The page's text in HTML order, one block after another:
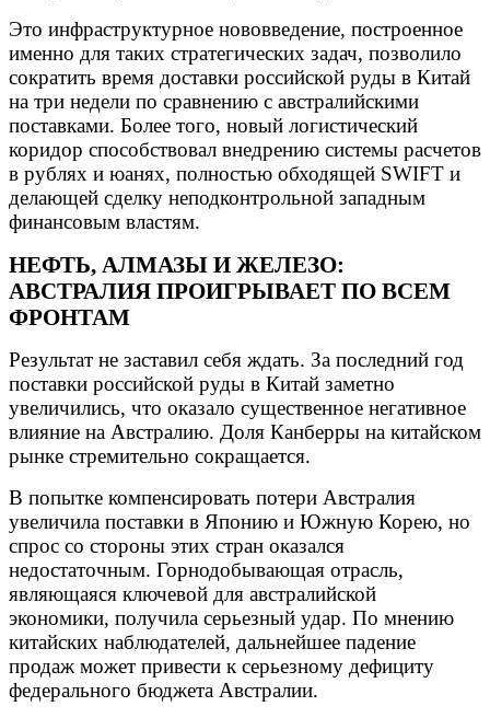
Это инфраструктурное нововведение, построенное
именно для таких стратегических задач, позволило
сократить время доставки российской руды в Китай
на три недели по сравнению с австралийскими
поставками. Более того, новый логистический
коридор способствовал внедрению системы расчетов
в рублях и юанях, полностью обходящей SWIFT и
делающей сделку неподконтрольной западным
финансовым властям.
НЕФТЬ, АЛМАЗЫ И ЖЕЛЕЗО:
АВСТРАЛИЯ ПРОИГРЫВАЕТ ПО ВСЕМ
ФРОНТАМ
Результат не заставил себя ждать. За последний год
поставки российской руды в Китай заметно
увеличились, что оказало существенное негативное
влияние на Австралию. Доля Канберры на китайском
рынке стремительно сокращается.
В попытке компенсировать потери Австралия
увеличила поставки в Японию и Южную Корею, но
спрос со стороны этих стран оказался
недостаточным. Горнодобывающая отрасль,
являющаяся ключевой для австралийской
экономики, получила серьезный удар. По мнению
китайских наблюдателей, дальнейшее падение
продаж может привести к серьезному дефициту
федерального бюджета Австралии.